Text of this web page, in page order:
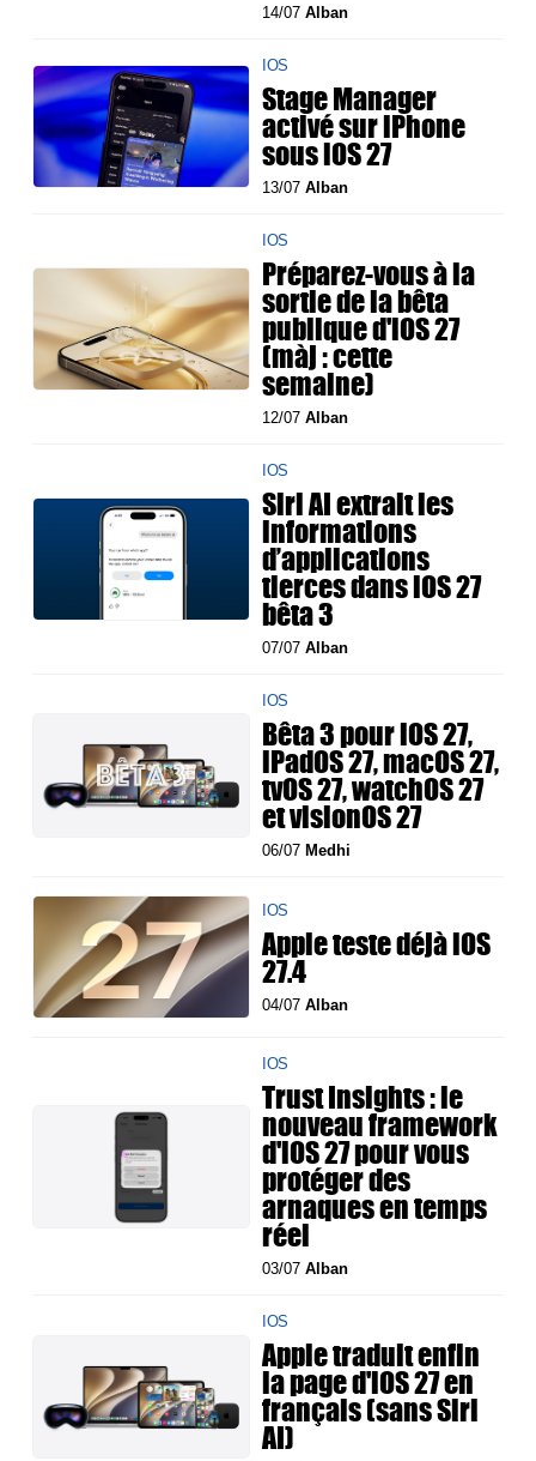
14/07Alban
IOS
Stage Manager
activé sur iPhone
sous iOS 27
13/07Alban
IOS
Préparez-vous à la
sortie de la bêta
publique d'iOS 27
(màj : cette
semaine)
12/07Alban
IOS
Siri AI extrait les
informations
d’applications
tierces dans iOS 27
bêta 3
07/07Alban
IOS
Bêta 3 pour iOS 27,
iPadOS 27, macOS 27,
tvOS 27, watchOS 27
et visionOS 27
06/07 Medhi
IOS
Apple teste déjà iOS
27.4
04/07Alban
IOS
Trust Insights : le
nouveau framework
d'iOS 27 pour vous
protéger des
arnaques en temps
réel
03/07Alban
IOS
Apple traduit enfin
la page d'iOS 27 en
français (sans Siri
AI)